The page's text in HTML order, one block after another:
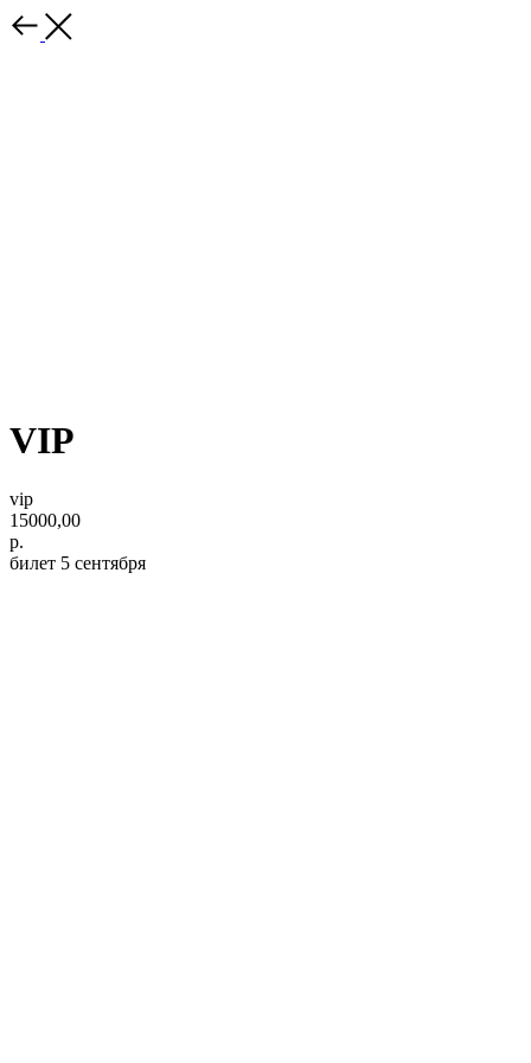
VIP
vip
15000,00
р.
билет 5 сентября